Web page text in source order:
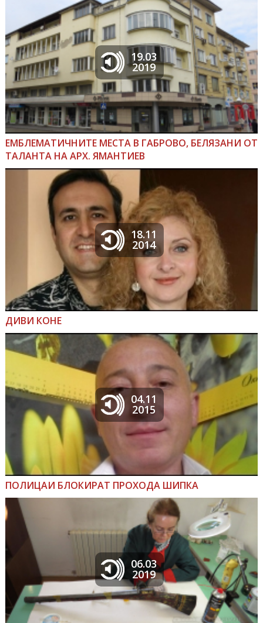
19.03
2019
ЕМБЛЕМАТИЧНИТЕ МЕСТА В ГАБРОВО, БЕЛЯЗАНИ ОТ
ТАЛАНТА НА АРХ. ЯМАНТИЕВ
18.11
2014
ДИВИ КОНЕ
04.11
2015
ПОЛИЦАИ БЛОКИРАТ ПРОХОДА ШИПКА
06.03
2019